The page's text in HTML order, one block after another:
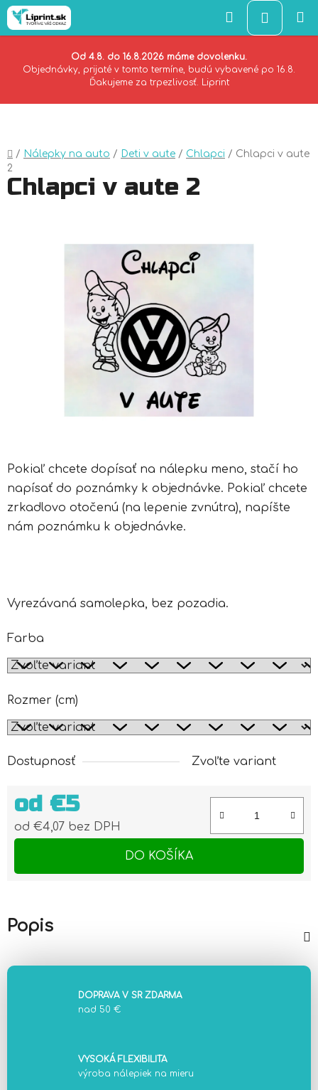
Od 4.8. do 16.8.2026 máme dovolenku.
Objednávky, prijaté v tomto termíne, budú vybavené po 16.8.
Ďakujeme za trpezlivosť. Liprint
Hľadať
KOŠÍK
Domov
/ Nálepky na auto / Deti v aute / Chlapci / Chlapci v aute
2
Pokiaľ chcete dopísať na nálepku meno, stačí ho
napísať do poznámky k objednávke. Pokiaľ chcete
zrkadlovo otočenú (na lepenie zvnútra), napíšte
nám poznámku k objednávke.
Vyrezávaná samolepka, bez pozadia.
Farba
Rozmer (cm)
Dostupnosť Zvoľte variant
od €5
od €4,07 bez DPH
DO KOŠÍKA
Chlapci v aute 2
Popis
DOPRAVA V SR ZDARMA
nad 50 €
VYSOKÁ FLEXIBILITA
výroba nálepiek na mieru